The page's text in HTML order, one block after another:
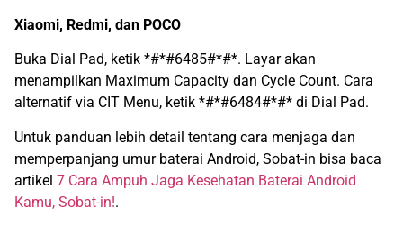
Xiaomi, Redmi, dan POCO
Buka Dial Pad, ketik *#*#6485#*#*. Layar akan
menampilkan Maximum Capacity dan Cycle Count. Cara
alternatif via CIT Menu, ketik *#*#6484#*#* di Dial Pad.
Untuk panduan lebih detail tentang cara menjaga dan
memperpanjang umur baterai Android, Sobat-in bisa baca
artikel 7 Cara Ampuh Jaga Kesehatan Baterai Android
Kamu, Sobat-in!.